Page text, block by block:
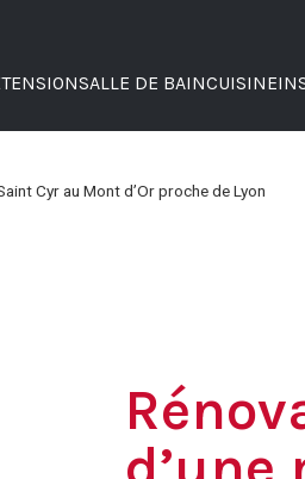
SALLE DE BAINCUISINE
Cyr au Mont d’Or proche de Lyon